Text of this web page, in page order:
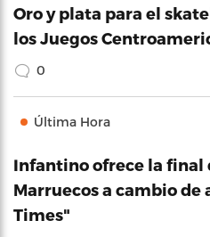
Oro y plata para el
los Juegos
0
Última Hora
Infantino ofrece la final
Marruecos a cambio de
Times"